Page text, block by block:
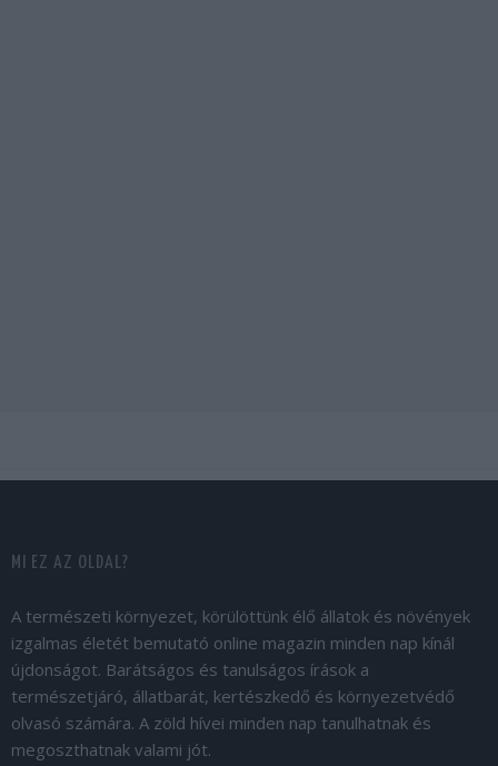
MI EZ AZ OLDAL?
A természeti környezet, körülöttünk élő állatok és növények
izgalmas életét bemutató online magazin minden nap kínál
újdonságot. Barátságos és tanulságos írások a
természetjáró, állatbarát, kertészkedő és környezetvédő
olvasó számára. A zöld hívei minden nap tanulhatnak és
megoszthatnak valami jót.